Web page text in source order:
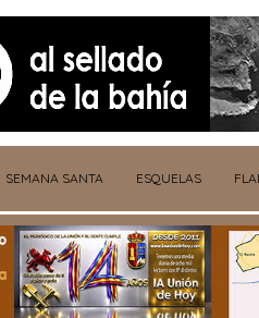
SEMANA SANTA ESQUELAS